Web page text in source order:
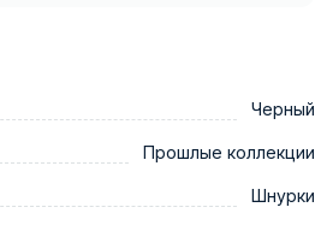
Черный
Прошлые коллекции
Шнурки